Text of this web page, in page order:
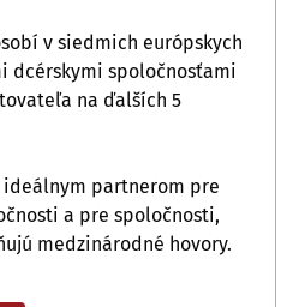
v siedmich európskych
dcérskymi spoločnosťami
na ďalších 5
partnerom pre
a pre spoločnosti,
medzinárodné hovory.